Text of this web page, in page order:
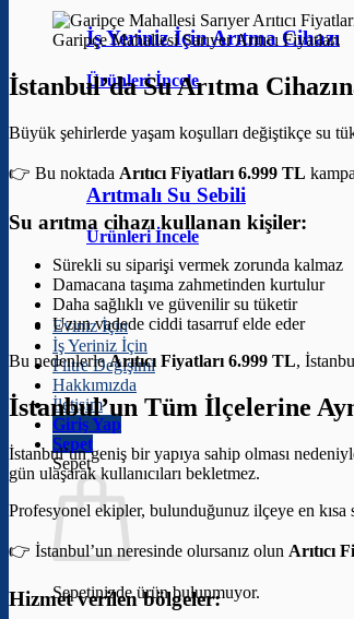
İş Yeriniz İçin Arıtma Cihazı
Ürünleri İncele
Arıtmalı Su Sebili
Ürünleri İncele
Eviniz İçin
İş Yeriniz İçin
Filtre Değişimi
Hakkımızda
İletişim
Giriş Yap
Sepet
Sepet
Sepetinizde ürün bulunmuyor.
Garipçe Mahallesi Sarıyer Arıtıcı Fiyatları
İstanbul’da Su Arıtma
Büyük şehirlerde yaşam koşulları değiştikçe su
👉 Bu noktada Arıtıcı Fiyatları 6.999 TL
Su arıtma cihazı kullanan kişiler:
Sürekli su siparişi vermek zorunda kalmaz
Damacana taşıma zahmetinden kurtulur
Daha sağlıklı ve güvenilir su tüketir
Uzun vadede ciddi tasarruf elde eder
Bu nedenlerleArıtıcı Fiyatları 6.999 TL,
İstanbul’un Tüm İlçelerine
İstanbul’un geniş bir yapıya sahip olması
gün ulaşarak kullanıcıları bekletmez.
Profesyonel ekipler, bulunduğunuz ilçeye en
👉 İstanbul’un neresinde olursanız olun Arıtıcı
Hizmet verilen bölgeler: